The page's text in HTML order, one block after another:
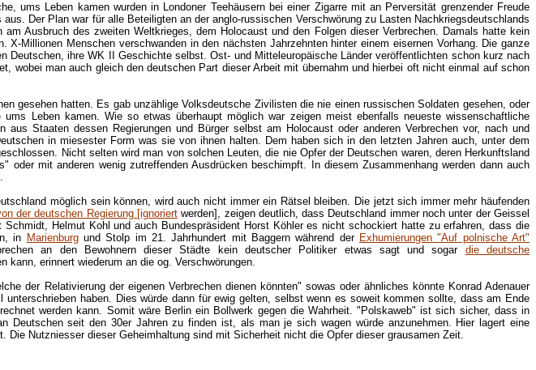
ums Leben kamen wurden in Londoner Teehäusern bei einer Zigarre mit an Perversität grenzender Freude
Der Plan war für alle Beteiligten an der anglo-russischen Verschwörung zu Lasten Nachkriegsdeutschlands
Ausbruch des zweiten Weltkrieges, dem Holocaust und den Folgen dieser Verbrechen. Damals hatte kein
Millionen Menschen verschwanden in den nächsten Jahrzehnten hinter einem eisernen Vorhang. Die ganze
Deutschen, ihre WK II Geschichte selbst. Ost- und Mitteleuropäische Länder veröffentlichten schon kurz nach
wobei man auch gleich den deutschen Part dieser Arbeit mit übernahm und hierbei oft nicht einmal auf schon
gesehen hatten. Es gab unzählige Volksdeutsche Zivilisten die nie einen russischen Soldaten gesehen, oder
Leben kamen. Wie so etwas überhaupt möglich war zeigen meist ebenfalls neueste wissenschaftliche
Staaten dessen Regierungen und Bürger selbst am Holocaust oder anderen Verbrechen vor, nach und
in miesester Form was sie von ihnen halten. Dem haben sich in den letzten Jahren auch, unter dem
Nicht selten wird man von solchen Leuten, die nie Opfer der Deutschen waren, deren Herkunftsland
mit anderen wenig zutreffenden Ausdrücken beschimpft. In diesem Zusammenhang werden dann auch
.
möglich sein können, wird auch nicht immer ein Rätsel bleiben. Die jetzt sich immer mehr häufenden
der deutschen Regierung [ignoriertwerden], zeigen deutlich, dass Deutschland immer noch unter der Geissel
Helmut Kohl und auch Bundespräsident Horst Köhler es nicht schockiert hatte zu erfahren, dass die
in Marienburgund Stolp im 21. Jahrhundert mit Baggern während der Exhumierungen "Auf polnische Art"
an den Bewohnern dieser Städte kein deutscher Politiker etwas sagt und sogar die deutsche
kann, erinnert wiederum an die og. Verschwörungen.
der Relativierung der eigenen Verbrechen dienen könnten" sowas oder ähnliches könnte Konrad Adenauer
haben. Dies würde dann für ewig gelten, selbst wenn es soweit kommen sollte, dass am Ende
werden kann. Somit wäre Berlin ein Bollwerk gegen die Wahrheit. "Polskaweb" ist sich sicher, dass in
Deutschen seit den 30er Jahren zu finden ist, als man je sich wagen würde anzunehmen. Hier lagert eine
Nutzniesser dieser Geheimhaltung sind mit Sicherheit nicht die Opfer dieser grausamen Zeit.